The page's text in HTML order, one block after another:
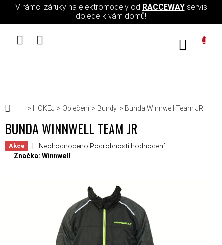
Přejít na obsah
V rámci záruky na elektromodely od RACCEWAYservis
dojede k vám domů!
Domů
HOKEJ Oblečení Bundy Bunda Winnwell Team JR
BUNDA WINNWELL TEAM JR
Akce Průměrné hodnocení produktu je 0,0 z 5 hvězdiček.
Neohodnoceno Podrobnosti hodnocení
Značka: Winnwell